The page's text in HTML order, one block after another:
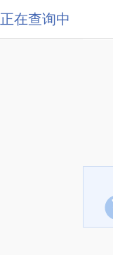
正在查询中